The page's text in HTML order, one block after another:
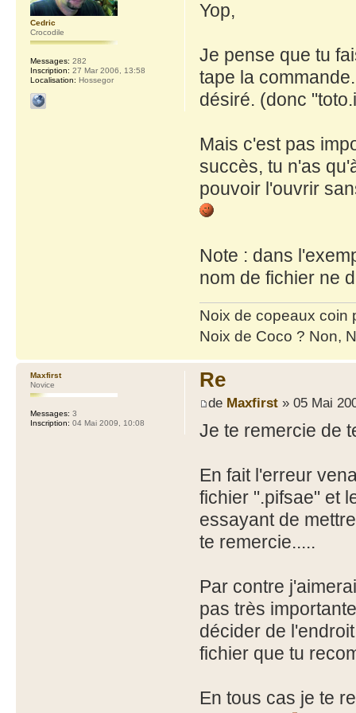
Yop,
Je pense que tu
tape la
désiré. (donc
Mais c'est pas
succès, tu n'as
pouvoir l'ouvrir
Note : dans
nom de fichier ne
Noix de copeaux coin
Noix de Coco ? Non,
Cedric
Crocodile
Messages: 282
Inscription: 27 Mar 2006, 13:58
Localisation: Hossegor
Re
de Maxfirst» 05 Mai
Je te remercie de
En fait l'erreur
fichier ".pifsae" et
essayant de
te remercie.....
Par contre
pas très
décider de
fichier que tu
En tous cas je te
Maxfirst
Novice
Messages: 3
Inscription: 04 Mai 2009, 10:08